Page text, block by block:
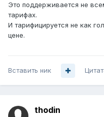
Это поддерживается не
тарифах.
И тарифицируется не как
цене.
Вставить ник
thodin